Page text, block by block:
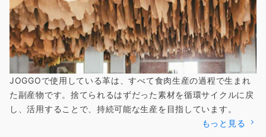
JOGGOで使用している革は、すべて食肉生産の過程で生まれ
た副産物です。捨てられるはずだった素材を循環サイクルに戻
し、活用することで、持続可能な生産を目指しています。
もっと見る